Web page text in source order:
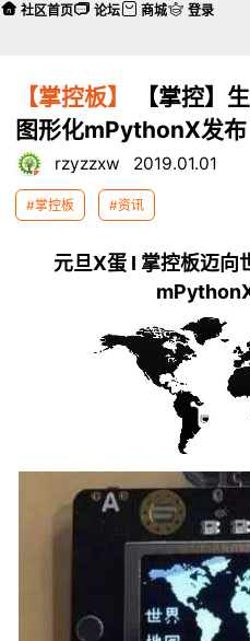
【掌控板】
【掌控】
图形化mPythonX发布
rzyzzxw 2019.01.01
#掌控板 #资讯
元旦X蛋 I 掌控板迈向
社区首页 论坛 商城 登录